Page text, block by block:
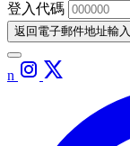
登入代碼
返回電子郵件地址輸入
n